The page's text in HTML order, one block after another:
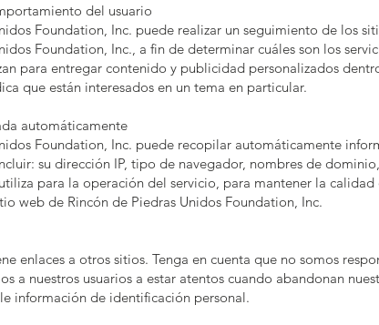
del usuario
Foundation, Inc. puede realizar un seguimiento de los
Foundation, Inc., a fin de determinar cuáles son los
para entregar contenido y publicidad personalizados
que están interesados en un tema en particular.
automáticamente
Foundation, Inc. puede recopilar automáticamente
su dirección IP, tipo de navegador, nombres de
para la operación del servicio, para mantener la
web de Rincón de Piedras Unidos Foundation, Inc.
enlaces a otros sitios. Tenga en cuenta que no somos
a nuestros usuarios a estar atentos cuando abandonan
información de identificación personal.